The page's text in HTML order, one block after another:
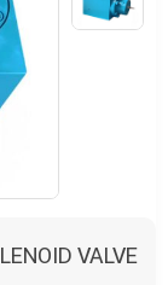
VALVE